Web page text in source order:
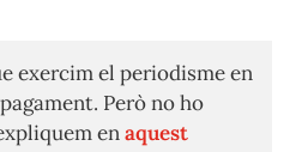
exercim el periodisme en
Però no ho
enaquest